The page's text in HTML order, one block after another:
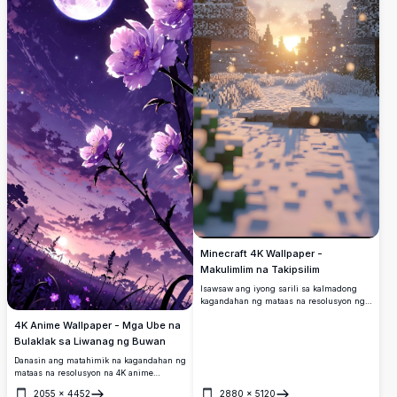
malinaw na detalye at nakakaakit na
istilong sining. Ideal para sa mga
tagahanga ng anime aesthetic at disenyo
na inspirasyon ng kalikasan.
4K Anime Wallpaper - Mga Ube na
Bulaklak sa Liwanag ng Buwan
Danasin ang matahimik na kagandahan ng
mataas na resolusyon na 4K anime
2055 × 4452
Minecraft 4K Wallpaper -
Makulimlim na Takipsilim
Isawsaw ang iyong sarili sa kalmadong
kagandahan ng mataas na resolusyon ng
2880 × 5120